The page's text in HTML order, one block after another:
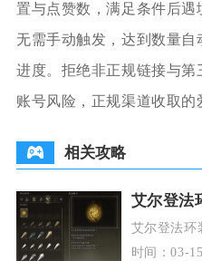
置与点赞数，满足条件后
无需手动触发，达到数量
进度。拒绝非正规链接与
账号风险，正规渠道收取的
相关攻略
艾尔登法
艾尔登法环
牙、尸山血
时间：03-15